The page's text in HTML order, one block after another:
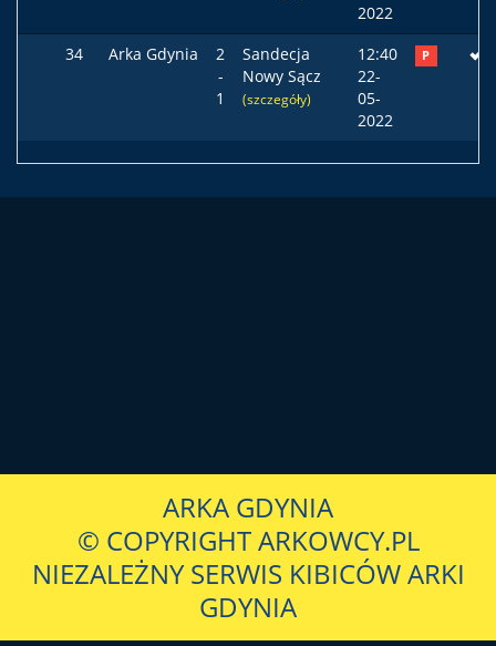
2022
34 Arka Gdynia
2
-
1
Sandecja
Nowy Sącz
(szczegóły)
12:40
22-
05-
2022
P
ARKA GDYNIA
© COPYRIGHT ARKOWCY.PL
NIEZALEŻNY SERWIS KIBICÓW ARKI
GDYNIA